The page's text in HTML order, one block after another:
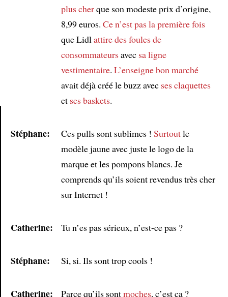
Article
plus cherque son modeste prix d’origine,
8,99 euros. Ce n’est pas la première fois
que Lidl attiredes foules de
consommateursavec sa ligne
vestimentaire. L’enseignebon marché
avait déjà créé le buzz avec ses claquettes
et ses baskets.
Stéphane: Ces pulls sont sublimes ! Surtoutle
modèle jaune avec juste le logo de la
marque et les pompons blancs. Je
comprends qu’ils soient revendus très cher
sur Internet !
Catherine: Tu n’es pas sérieux, n’est-ce pas ?
Stéphane: Si, si. Ils sont trop cools !
Catherine: Parce qu’ils sontmoches, c’est ça ?